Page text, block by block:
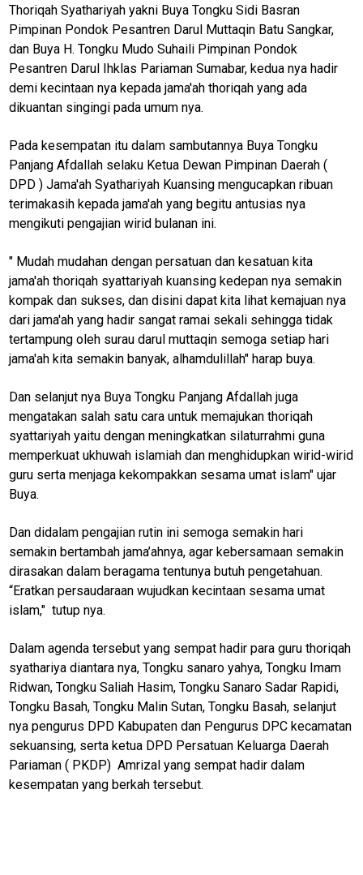
Thoriqah Syathariyah yakni Buya Tongku Sidi Basran
Pimpinan Pondok Pesantren Darul Muttaqin Batu Sangkar,
dan Buya H. Tongku Mudo Suhaili Pimpinan Pondok
Pesantren Darul Ihklas Pariaman Sumabar, kedua nya hadir
demi kecintaan nya kepada jama'ah thoriqah yang ada
dikuantan singingi pada umum nya.
Pada kesempatan itu dalam sambutannya Buya Tongku
Panjang Afdallah selaku Ketua Dewan Pimpinan Daerah (
DPD ) Jama'ah Syathariyah Kuansing mengucapkan ribuan
terimakasih kepada jama'ah yang begitu antusias nya
mengikuti pengajian wirid bulanan ini.
" Mudah mudahan dengan persatuan dan kesatuan kita
jama'ah thoriqah syattariyah kuansing kedepan nya semakin
kompak dan sukses, dan disini dapat kita lihat kemajuan nya
dari jama'ah yang hadir sangat ramai sekali sehingga tidak
tertampung oleh surau darul muttaqin semoga setiap hari
jama'ah kita semakin banyak, alhamdulillah" harap buya.
Dan selanjut nya Buya Tongku Panjang Afdallah juga
mengatakan salah satu cara untuk memajukan thoriqah
syattariyah yaitu dengan meningkatkan silaturrahmi guna
memperkuat ukhuwah islamiah dan menghidupkan wirid-wirid
guru serta menjaga kekompakkan sesama umat islam" ujar
Buya.
Dan didalam pengajian rutin ini semoga semakin hari
semakin bertambah jama’ahnya, agar kebersamaan semakin
dirasakan dalam beragama tentunya butuh pengetahuan.
“Eratkan persaudaraan wujudkan kecintaan sesama umat
islam," tutup nya.
Dalam agenda tersebut yang sempat hadir para guru thoriqah
syathariya diantara nya, Tongku sanaro yahya, Tongku Imam
Ridwan, Tongku Saliah Hasim, Tongku Sanaro Sadar Rapidi,
Tongku Basah, Tongku Malin Sutan, Tongku Basah, selanjut
nya pengurus DPD Kabupaten dan Pengurus DPC kecamatan
sekuansing, serta ketua DPD Persatuan Keluarga Daerah
Pariaman ( PKDP) Amrizal yang sempat hadir dalam
kesempatan yang berkah tersebut.
M
W
jawabarat
Money
Liputan